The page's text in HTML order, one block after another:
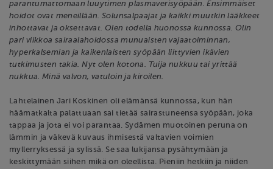
parantumattomaan luuytimen plasmaverisyöpään. Ensimmäiset
hoidot ovat meneillään. Solunsalpaajat ja kaikki muutkin lääkkeet
inhottavat ja oksettavat. Olen todella huonossa kunnossa. Olin
pari viikkoa sairaalahoidossa munuaisten vajaatoiminnan,
hyperkalsemian ja kaikenlaisten syöpään liittyvien ikävien
tutkimusten takia. Nyt olen kotona. Tuija nukkuu tai yrittää
nukkua. Minä valvon, vatuloin ja kiroilen.
Lahtelainen Jari Koskinen oli elämänsä kunnossa, kun hän
häämatkalta palattuaan sai tietää sairastuneensa syöpään, joka
tappaa ja jota ei voi parantaa. Sydämen muotoinen peruna on
lämmin ja väkevä kuvaus ihmisestä valtavien voimien
myllerryksessä ja sylissä. Se saa lukijansa pysähtymään ja
keskittymään siihen mikä on oleellista. Pieniin hetkiin ja niiden